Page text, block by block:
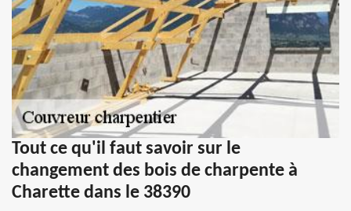
Tout ce qu'il faut savoir sur le
changement des bois de charpente à
Charette dans le 38390